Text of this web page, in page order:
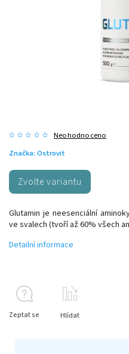
Neohodnoceno
Značka: Ostrovit
Zvolte variantu
Glutamin je neesenciální
ve svalech (tvoří až 60% všech
Detailní informace
Zeptat se Hlídat